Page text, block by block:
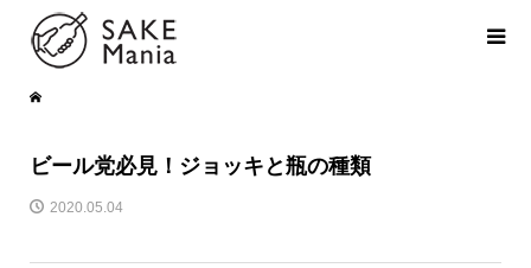
ビール党必見！ジョッキと瓶の種類
2020.05.04